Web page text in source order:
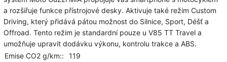
a rozšiřuje funkce přístrojové desky. Aktivuje také režim Custom
Driving, který přidává pátou možnost do Silnice, Sport, Déšť a
Offroad. Tento režim je standardní pouze u V85 TT Travel a
umožňuje upravit dodávku výkonu, kontrolu trakce a ABS.
Emise CO2 g/km::
119